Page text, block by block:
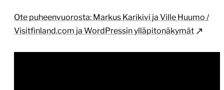
Ote puheenvuorosta: Markus Karikivi ja Ville Huumo /
Visitfinland.com ja WordPressin ylläpitonäkymät